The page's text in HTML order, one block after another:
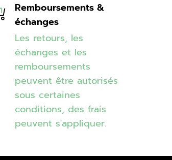
Remboursements &
échanges
Les retours, les
échanges et les
remboursements
peuvent être autorisés
sous certaines
conditions, des frais
peuvent s'appliquer.